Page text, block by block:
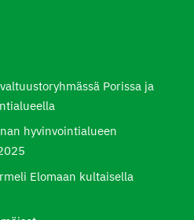
Porissa ja
hyvinvointialueen
Elomaan kultaisella